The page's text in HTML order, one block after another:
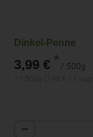
Dinkel-Penne
3,99 € * / 500g
Anzahl